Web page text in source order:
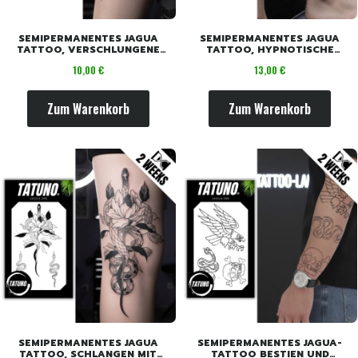
SEMIPERMANENTES JAGUA
TATTOO, VERSCHLUNGENE
CM]
Preis
10,00 €
Zum Warenkorb
SEMIPERMANENTES JAGUA
TATTOO, HYPNOTISCHE
Preis
13,00 €
Zum Warenkorb
SEMIPERMANENTES JAGUA
TATTOO, SCHLANGEN MIT
SEMIPERMANENTES JAGUA-
TATTOO BESTIEN UND